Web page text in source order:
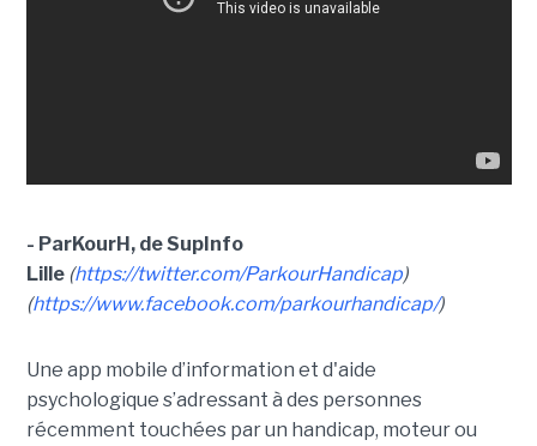
- ParKourH, de SupInfo
Lille (https://twitter.com/ParkourHandicap)
(https://www.facebook.com/parkourhandicap/)
Une app mobile d’information et d'aide
psychologique s’adressant à des personnes
récemment touchées par un handicap, moteur ou